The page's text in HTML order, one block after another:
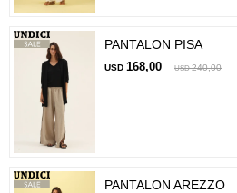
PANTALON PISA
USD 168,00 USD 240,00
PANTALON AREZZO